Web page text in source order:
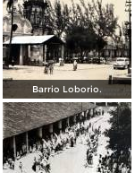
Barrio Loborio.